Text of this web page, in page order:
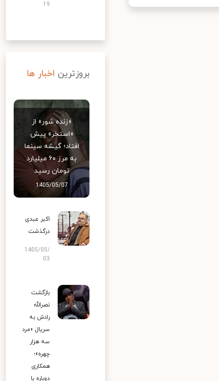
19
بروزترین اخبار ها
«زنده شور» از
«استخر» پیش
افتاد؛ گیشه سینما
به مرز ۶۰ میلیارد
تومان رسید
1405/05/07
اکبر عبدی
درگذشت
1405/05/
03
بازگشت
نصرالله
رادش به
سریال «مرد
سه هزار
چهره»؛
همکاری
دوباره با